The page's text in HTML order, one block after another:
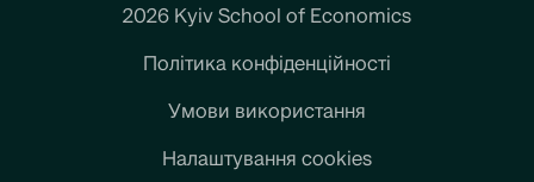
2026 Kyiv School of Economics
Політика конфіденційності
Умови використання
Налаштування cookies